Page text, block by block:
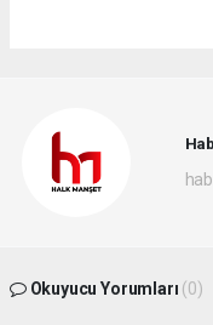
Okuyucu Yorumları (0)